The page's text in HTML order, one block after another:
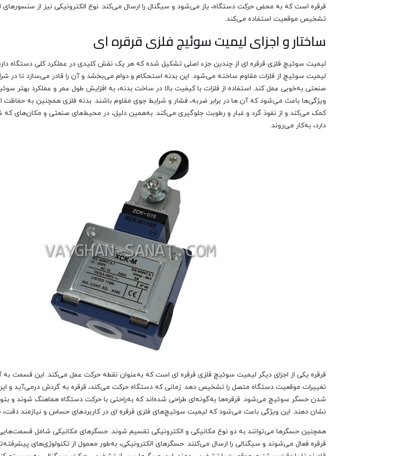
قرقره است که به محض حرکت دستگاه، باز می‌شود و سیگنال را ارسال می‌کند. نوع الکترونیکی نیز از سنسورهای
تشخیص موقعیت استفاده می‌کند.
ساختار و اجزای لیمیت سوئیچ فلزی قرقره ای
لیمیت سوئیچ فلزی قرقره ای از چندین جزء اصلی تشکیل شده که هر یک نقش کلیدی در عملکرد کلی دستگاه
لیمیت سوئیچ از فلزات مقاوم ساخته می‌شود. این بدنه استحکام و دوام می‌بخشد و آن را قادر می‌سازد تا
صنعتی به‌خوبی عمل کند. استفاده از فلزات با کیفیت بالا در ساخت بدنه، به افزایش طول عمر و عملکرد بهتر
ویژگی‌ها باعث می‌شود که آن ها در برابر ضربه، فشار و شرایط جوی مقاوم باشند. بدنه فلزی همچنین به حفاظت
کمک می‌کند و از نفوذ گرد و غبار و رطوبت جلوگیری می‌کند. به‌همین دلیل، در محیط‌های صنعتی و مکان‌های
دارد، به‌کار می‌روند.
قرقره یکی از اجزای دیگر لیمیت سوئیچ فلزی قرقره ای است که به‌عنوان نقطه حرکت عمل می‌کند. این قسمت به
تغییرات موقعیت دستگاه متصل را تشخیص دهد. زمانی که دستگاه حرکت می‌کند، قرقره به گردش درمی‌آید و
شدن حسگر سوئیچ می‌شود. قرقره‌ها به‌گونه‌ای طراحی شده‌اند که به‌راحتی با حرکت دستگاه هماهنگ شوند و
نشان دهند. این ویژگی باعث می‌شود که لیمیت سوئیچ‌های فلزی قرقره‌ ای در کاربردهای حساس و نیازمند دقت،
همچنین حسگرها می‌توانند به دو نوع مکانیکی و الکترونیکی تقسیم شوند. حسگرهای مکانیکی شامل
قرقره فعال می‌شوند و سیگنالی را ارسال می‌کنند. حسگرهای الکترونیکی، به‌طور معمول از تکنولوژی‌های